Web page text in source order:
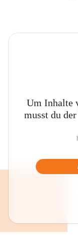
Um Inhalte
musst du